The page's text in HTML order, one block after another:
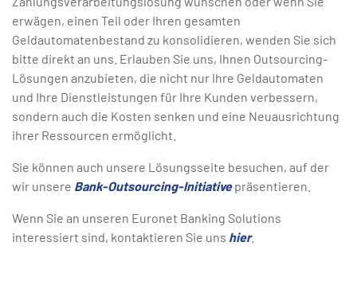
erwägen, einen Teil oder Ihren gesamten
Geldautomatenbestand zu konsolidieren, wenden Sie sich
bitte direkt an uns. Erlauben Sie uns, Ihnen Outsourcing-
Lösungen anzubieten, die nicht nur Ihre Geldautomaten
und Ihre Dienstleistungen für Ihre Kunden verbessern,
sondern auch die Kosten senken und eine Neuausrichtung
ihrer Ressourcen ermöglicht.
Sie können auch unsere Lösungsseite besuchen, auf der
wir unsere Bank-Outsourcing-Initiativepräsentieren.
Wenn Sie an unseren Euronet Banking Solutions
interessiert sind, kontaktieren Sie uns hier.